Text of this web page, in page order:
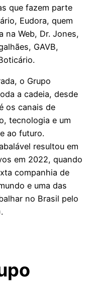
que fazem parte
Eudora, quem
na Web, Dr. Jones,
GAVB,
o Grupo
a cadeia, desde
os canais de
tecnologia e um
ao futuro.
resultou em
em 2022, quando
companhia de
e uma das
no Brasil pelo